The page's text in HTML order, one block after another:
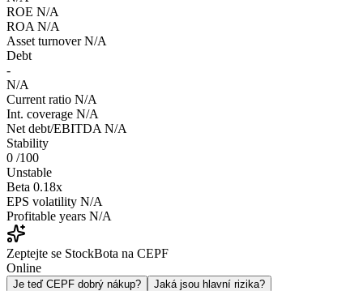
ROE N/A
ROA N/A
Asset turnover N/A
Debt
-
N/A
Current ratio N/A
Int. coverage N/A
Net debt/EBITDA N/A
Stability
0 /100
Unstable
Beta 0.18x
EPS volatility N/A
Profitable years N/A
Zeptejte se StockBota na CEPF
Online
Je teď CEPF dobrý nákup?
Jaká jsou hlavní rizika?